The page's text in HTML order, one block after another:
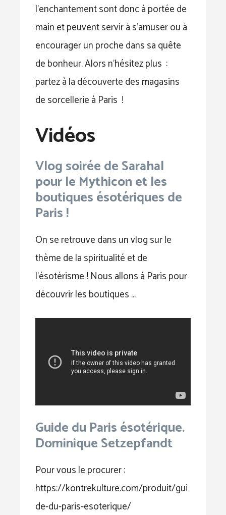
l’enchantement sont donc à portée de
main et peuvent servir à s’amuser ou à
encourager un proche dans sa quête
de bonheur. Alors n’hésitez plus :
partez à la découverte des magasins
de sorcellerie à Paris !
Vidéos
Vlog soirée de Sarahal
pour le Mythicon et les
boutiques ésotériques de
Paris !
On se retrouve dans un vlog sur le
thème de la spiritualité et de
l’ésotérisme ! Nous allons à Paris pour
découvrir les boutiques …
Guide du Paris ésotérique.
Dominique Setzepfandt
Pour vous le procurer :
https://kontrekulture.com/produit/gui
de-du-paris-esoterique/